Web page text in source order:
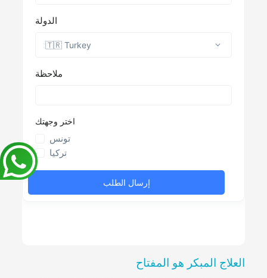
العلاج المبكر هو المفتاح